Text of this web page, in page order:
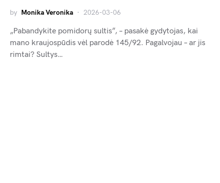
by Monika Veronika 2026-03-06
„Pabandykite pomidorų sultis”, – pasakė gydytojas, kai
mano kraujospūdis vėl parodė 145/92. Pagalvojau – ar jis
rimtai? Sultys…